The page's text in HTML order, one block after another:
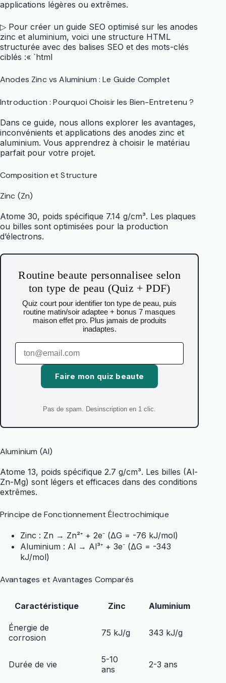
applications légères ou extrêmes.
▷ Pour créer un guide SEO optimisé sur les anodes
zinc et aluminium, voici une structure HTML
structurée avec des balises SEO et des mots-clés
ciblés :« `html
Anodes Zinc vs Aluminium : Le Guide Complet
Introduction : Pourquoi Choisir les Bien-Entretenu ?
Dans ce guide, nous allons explorer les avantages,
inconvénients et applications des anodes zinc et
aluminium. Vous apprendrez à choisir le matériau
parfait pour votre projet.
Composition et Structure
Zinc (Zn)
Atome 30, poids spécifique 7.14 g/cm³. Les plaques
ou billes sont optimisées pour la production
d’électrons.
Routine beaute personnalisee selon
ton type de peau (Quiz + PDF)
Quiz court pour identifier ton type de peau, puis
routine matin/soir adaptee + bonus 7 masques
maison effet pro. Plus jamais de produits
inadaptes.
Faire mon quiz beaute
Pas de spam. Desinscription en 1 clic.
Aluminium (Al)
Atome 13, poids spécifique 2.7 g/cm³. Les billes (Al-
Zn-Mg) sont légers et efficaces dans des conditions
extrêmes.
Principe de Fonctionnement Électrochimique
Zinc : Zn → Zn²⁺ + 2e⁻ (ΔG = -76 kJ/mol)
Aluminium : Al → Al³⁺ + 3e⁻ (ΔG = -343
kJ/mol)
Avantages et Avantages Comparés
Caractéristique Zinc Aluminium
Énergie de
corrosion
75 kJ/g 343 kJ/g
Durée de vie
5-10
ans
2-3 ans